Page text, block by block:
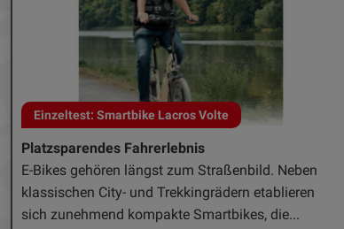
Einzeltest: Smartbike Lacros Volte
Platzsparendes Fahrerlebnis
E-Bikes gehören längst zum Straßenbild. Neben
klassischen City- und Trekkingrädern etablieren
sich zunehmend kompakte Smartbikes, die...